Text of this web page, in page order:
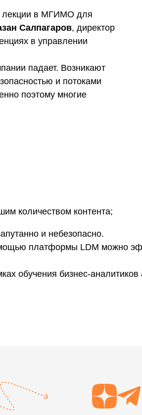
лекции в МГИМО для
Салпагаров, директор
в управлении
падает. Возникают
и потоками
поэтому многие
количеством контента;
и небезопасно.
платформы LDM можно
обучения бизнес-аналитиков